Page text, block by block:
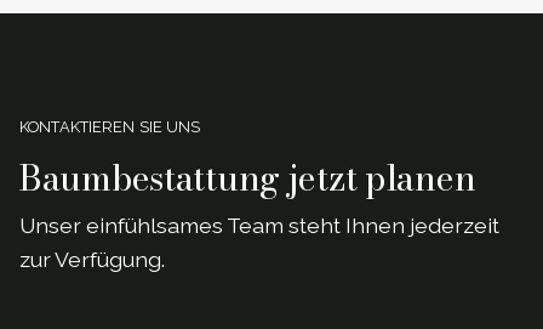
KONTAKTIEREN SIE UNS
Baumbestattung jetzt planen
Unser einfühlsames Team steht Ihnen jederzeit
zur Verfügung.